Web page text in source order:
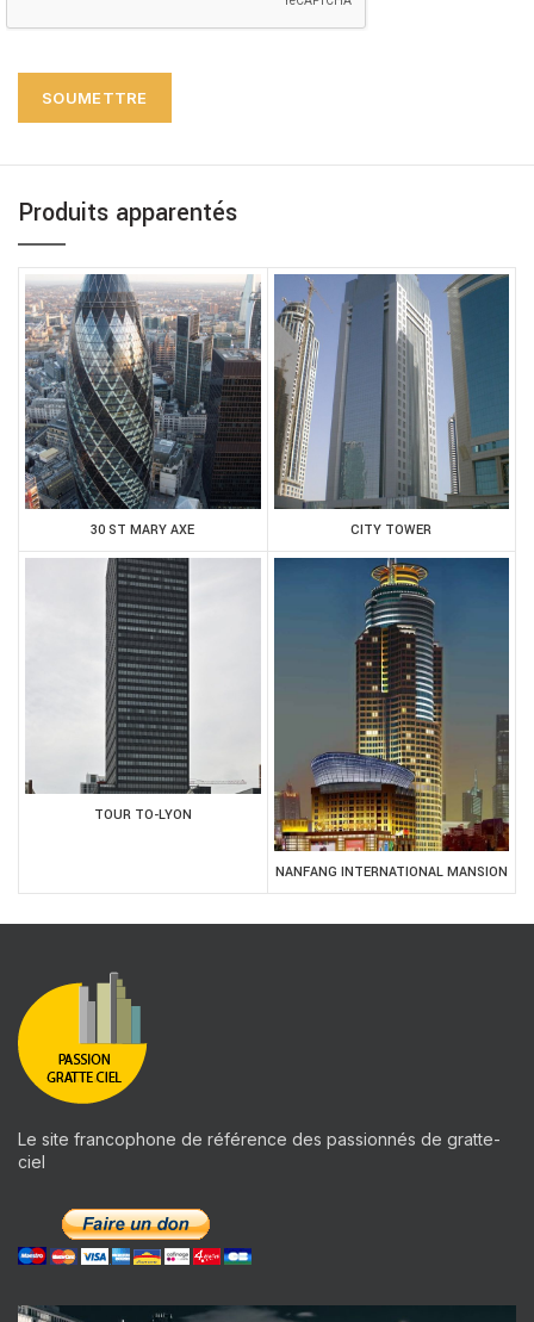
Produits apparentés
30 ST MARY AXE CITY TOWER
TOUR TO-LYON
NANFANG INTERNATIONAL MANSION
Le site francophone de référence des passionnés de gratte-
ciel